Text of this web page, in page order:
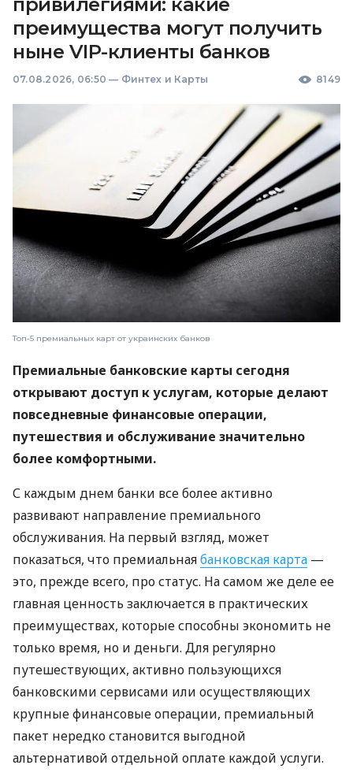
преимущества могут получить
ныне VIP-клиенты банков
07.08.2026, 06:50 — Финтех и Карты 8149
Топ-5 премиальных карт от украинских банков
Премиальные банковские карты сегодня
открывают доступ к услугам, которые делают
повседневные финансовые операции,
путешествия и обслуживание значительно
более комфортными.
С каждым днем ​​банки все более активно
развивают направление премиального
обслуживания. На первый взгляд, может
показаться, что премиальнаябанковская карта —
это, прежде всего, про статус. На самом же деле ее
главная ценность заключается в практических
преимуществах, которые способны экономить не
только время, но и деньги. Для регулярно
путешествующих, активно пользующихся
банковскими сервисами или осуществляющих
крупные финансовые операции, премиальный
пакет нередко становится выгодной
альтернативой отдельной оплате каждой услуги.